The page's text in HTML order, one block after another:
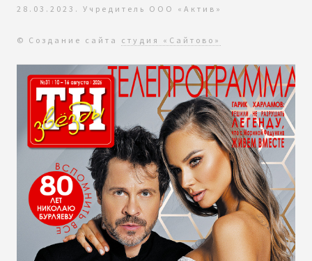
28.03.2023. Учредитель ООО «Актив»
© Создание сайта студия «Сайтово»